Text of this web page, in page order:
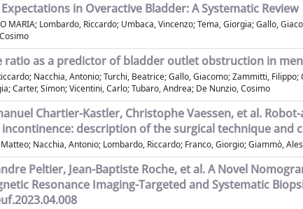
in Overactive Bladder: A Systematic Review
MARIA; Lombardo, Riccardo; Umbaca, Vincenzo; Tema, Giorgia; Gallo,
ratio as a predictor of bladder outlet obstruction in
Nacchia, Antonio; Turchi, Beatrice; Gallo, Giacomo; Zammitti,
Carter, Simon; Vicentini, Carlo; Tubaro, Andrea; De Nunzio, Cosimo
Chartier-Kastler, Christophe Vaessen, et al.
description of the surgical technique
Nacchia, Antonio; Lombardo, Riccardo; Franco, Giorgio; Giammò,
Peltier, Jean-Baptiste Roche, et al. A Novel
Resonance Imaging-Targeted and Systematic